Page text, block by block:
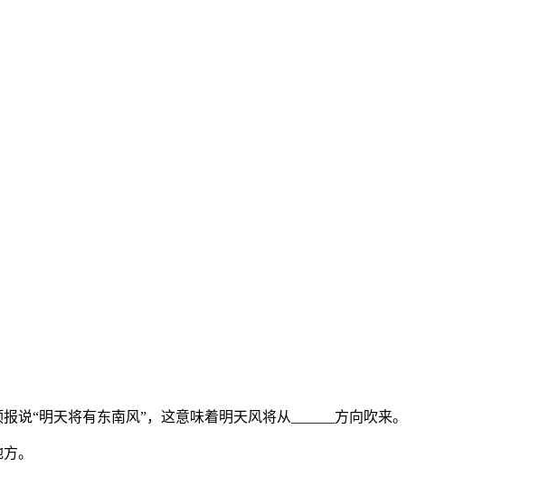
“明天将有东南风”，这意味着明天风将从______方向吹来。
。